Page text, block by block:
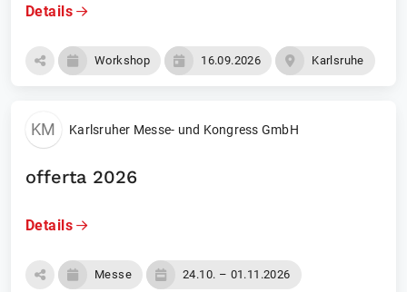
Details
Workshop 16.09.2026 Karlsruhe
KM Karlsruher Messe- und Kongress GmbH
offerta 2026
Details
Messe 24.10. – 01.11.2026